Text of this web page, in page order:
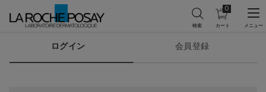
カ
ー
0
0 カート内の
マイアカウント
ログイン 会員登録